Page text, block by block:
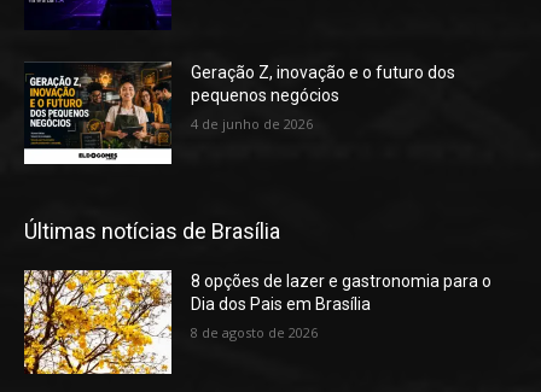
Geração Z, inovação e o futuro dos
pequenos negócios
4 de junho de 2026
Últimas notícias de Brasília
8 opções de lazer e gastronomia para o
Dia dos Pais em Brasília
8 de agosto de 2026